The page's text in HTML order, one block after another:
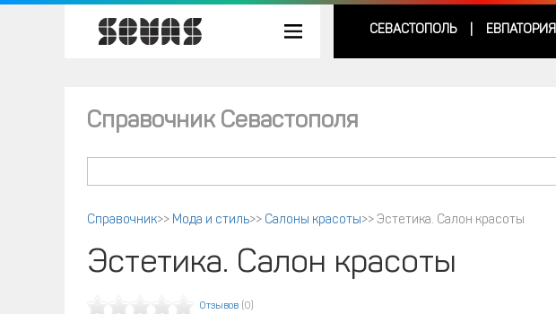
СЕВАСТОПОЛЬ ЕВПАТОРИЯ
Справочник Севастополя
Справочник>> Мода и стиль>> Салоны красоты>> Эстетика. Салон красоты
Эстетика. Салон красоты
Отзывов (0)